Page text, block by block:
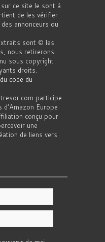
ce site le sont à
de les vérifier
annonceurs ou
sont © les
nous retirerons
sous copyright
droits.
code du
participe
Europe
conçu pour
une
de liens vers